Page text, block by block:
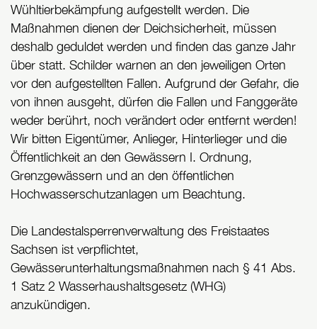
Wühltierbekämpfung aufgestellt werden. Die
Maßnahmen dienen der Deichsicherheit, müssen
deshalb geduldet werden und finden das ganze Jahr
über statt. Schilder warnen an den jeweiligen Orten
vor den aufgestellten Fallen. Aufgrund der Gefahr, die
von ihnen ausgeht, dürfen die Fallen und Fanggeräte
weder berührt, noch verändert oder entfernt werden!
Wir bitten Eigentümer, Anlieger, Hinterlieger und die
Öffentlichkeit an den Gewässern I. Ordnung,
Grenzgewässern und an den öffentlichen
Hochwasserschutzanlagen um Beachtung.
Die Landestalsperrenverwaltung des Freistaates
Sachsen ist verpflichtet,
Gewässerunterhaltungsmaßnahmen nach § 41 Abs.
1 Satz 2 Wasserhaushaltsgesetz (WHG)
anzukündigen.